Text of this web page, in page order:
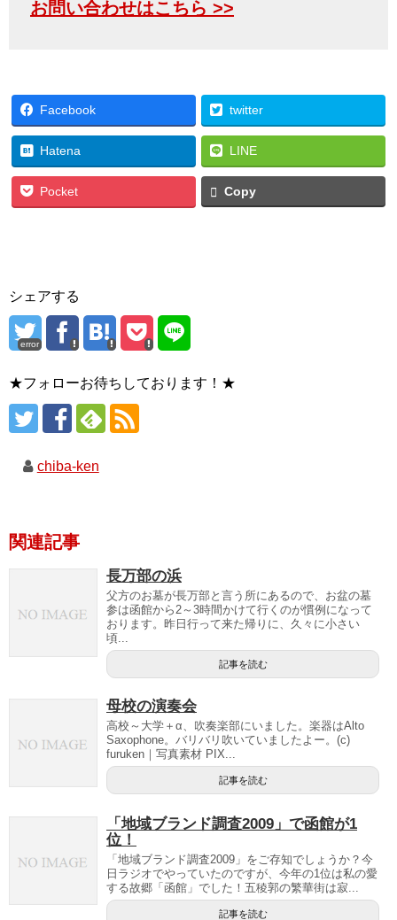
お問い合わせはこちら >>
Facebook twitter
Hatena LINE
Pocket Copy
シェアする
error
★フォローお待ちしております！★
chiba-ken
関連記事
長万部の浜
父方のお墓が長万部と言う所にあるので、お盆の墓
参は函館から2～3時間かけて行くのが慣例になって
おります。昨日行って来た帰りに、久々に小さい
頃...
記事を読む
母校の演奏会
高校～大学＋α、吹奏楽部にいました。楽器はAlto
Saxophone。バリバリ吹いていましたよー。(c)
furuken｜写真素材 PIX...
記事を読む
「地域ブランド調査2009」で函館が1
位！
「地域ブランド調査2009」をご存知でしょうか？今
日ラジオでやっていたのですが、今年の1位は私の愛
する故郷「函館」でした！五稜郭の繁華街は寂...
記事を読む